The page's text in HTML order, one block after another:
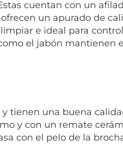
cuentan con un
un apurado de
e ideal para
el jabón mantienen
tienen una buena
y con un remate
con el pelo de la